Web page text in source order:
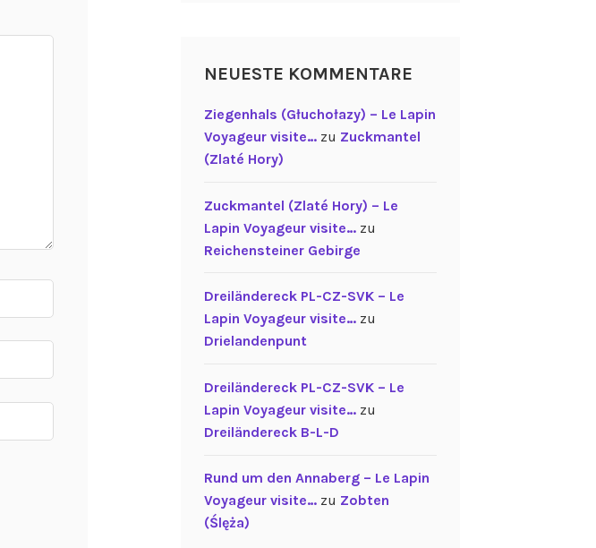
NEUESTE KOMMENTARE
Ziegenhals (Głuchołazy) – Le Lapin
Voyageur visite…zu Zuckmantel
(Zlaté Hory)
Zuckmantel (Zlaté Hory) – Le
Lapin Voyageur visite…zu
Reichensteiner Gebirge
Dreiländereck PL-CZ-SVK – Le
Lapin Voyageur visite…zu
Drielandenpunt
Dreiländereck PL-CZ-SVK – Le
Lapin Voyageur visite…zu
Dreiländereck B-L-D
Rund um den Annaberg – Le Lapin
Voyageur visite…zu Zobten
(Ślęża)